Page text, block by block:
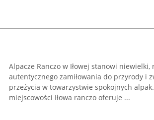
Alpacze Ranczo w Iłowej stanowi niewielki,
autentycznego zamiłowania do przyrody i
przeżycia w towarzystwie spokojnych
miejscowości Iłowa ranczo oferuje ...